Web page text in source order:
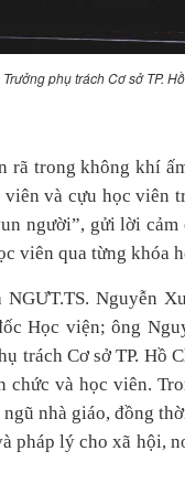
phụ trách Cơ sở TP.
rã trong không khí
và cựu học viên
người”, gửi lời
viên qua từng khóa
Nguyễn
Học viện; ông
trách Cơ sở TP. Hồ
và học viên.
nhà giáo, đồng
pháp lý cho xã hội,